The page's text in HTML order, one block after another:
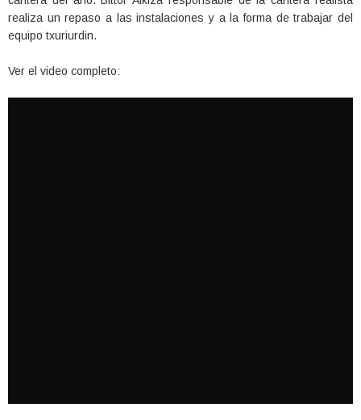
realiza un repaso a las instalaciones y a la forma de trabajar del
equipo txuriurdin.
Ver el video completo: